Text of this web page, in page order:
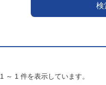
1 ～ 1 件を表示しています。